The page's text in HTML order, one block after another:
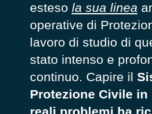
esteso la sua linea
operative di
lavoro di studio di
stato intenso e
continuo. Capire il
Protezione Civile